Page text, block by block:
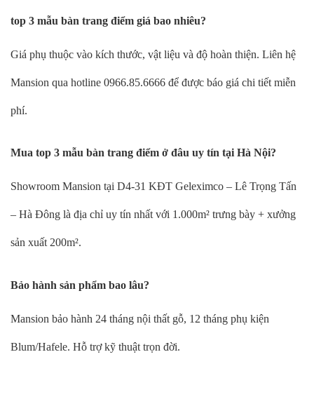
top 3 mẫu bàn trang điểm giá bao nhiêu?
Giá phụ thuộc vào kích thước, vật liệu và độ hoàn thiện. Liên hệ
Mansion qua hotline 0966.85.6666 để được báo giá chi tiết miễn
phí.
Mua top 3 mẫu bàn trang điểm ở đâu uy tín tại Hà Nội?
Showroom Mansion tại D4-31 KĐT Geleximco – Lê Trọng Tấn
– Hà Đông là địa chỉ uy tín nhất với 1.000m² trưng bày + xưởng
sản xuất 200m².
Bảo hành sản phẩm bao lâu?
Mansion bảo hành 24 tháng nội thất gỗ, 12 tháng phụ kiện
Blum/Hafele. Hỗ trợ kỹ thuật trọn đời.